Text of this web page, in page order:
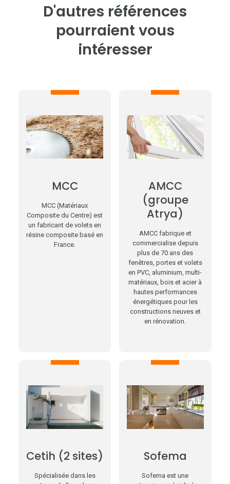
D'autres références
pourraient vous
intéresser
MCC
MCC (Matériaux
Composite du Centre) est
un fabricant de volets en
résine composite basé en
France.
AMCC
(groupe
Atrya)
AMCC fabrique et
commercialise depuis
plus de 70 ans des
fenêtres, portes et volets
en PVC, aluminium, multi-
matériaux, bois et acier à
hautes performances
énergétiques pour les
constructions neuves et
en rénovation.
Cetih (2 sites)
Spécialisée dans les
Sofema
Sofema est une